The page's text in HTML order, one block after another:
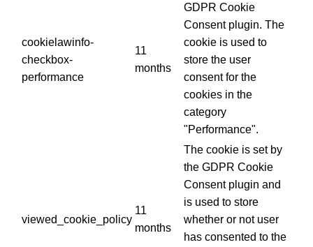
cookielawinfo-
checkbox-
performance
11
months
GDPR Cookie
Consent plugin. The
cookie is used to
store the user
consent for the
cookies in the
category
"Performance".
viewed_cookie_policy
11
months
The cookie is set by
the GDPR Cookie
Consent plugin and
is used to store
whether or not user
has consented to the